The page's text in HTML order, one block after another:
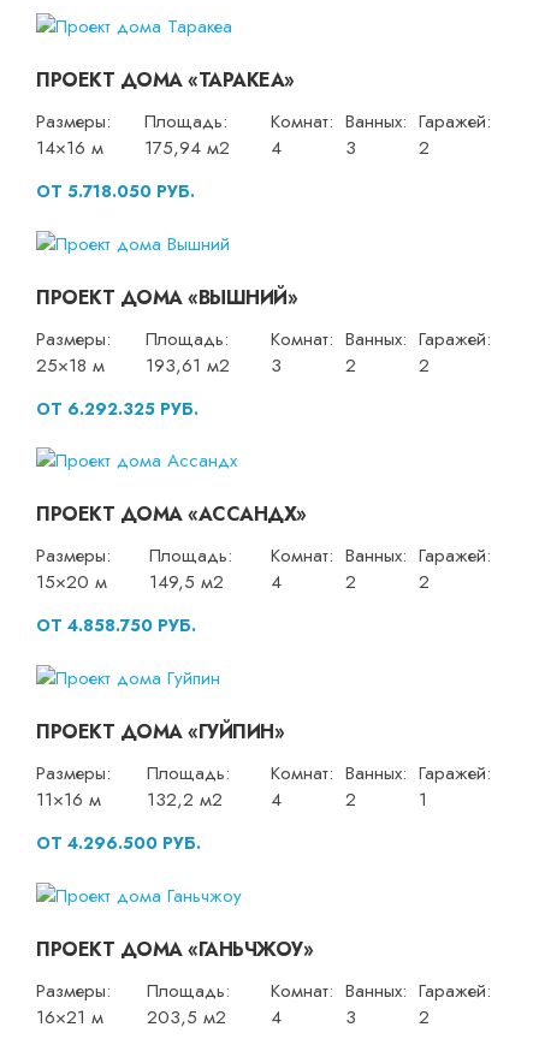
ПРОЕКТ ДОМА «ТАРАКЕА»
Размеры:
14×16 м
Площадь:
175,94 м2
Комнат:
4
Ванных:
3
Гаражей:
2
ОТ 5.718.050 РУБ.
ПРОЕКТ ДОМА «ВЫШНИЙ»
Размеры:
25×18 м
Площадь:
193,61 м2
Комнат:
3
Ванных:
2
Гаражей:
2
ОТ 6.292.325 РУБ.
ПРОЕКТ ДОМА «АССАНДХ»
Размеры:
15×20 м
Площадь:
149,5 м2
Комнат:
4
Ванных:
2
Гаражей:
2
ОТ 4.858.750 РУБ.
ПРОЕКТ ДОМА «ГУЙПИН»
Размеры:
11×16 м
Площадь:
132,2 м2
Комнат:
4
Ванных:
2
Гаражей:
1
ОТ 4.296.500 РУБ.
ПРОЕКТ ДОМА «ГАНЬЧЖОУ»
Размеры:
16×21 м
Площадь:
203,5 м2
Комнат:
4
Ванных:
3
Гаражей:
2